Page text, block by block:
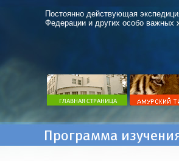
Постоянно действующая
Федерации и других особо
Программа